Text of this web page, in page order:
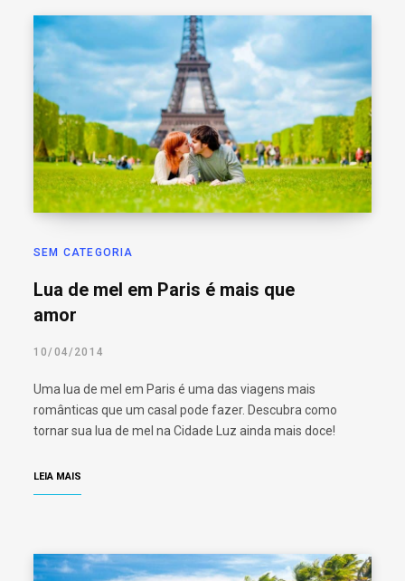
SEM CATEGORIA
Lua de mel em Paris é mais que
amor
10/04/2014
Uma lua de mel em Paris é uma das viagens mais
românticas que um casal pode fazer. Descubra como
tornar sua lua de mel na Cidade Luz ainda mais doce!
LEIA MAIS